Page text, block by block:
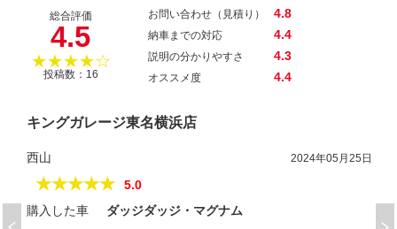
総合評価
4.5
★★★★☆
投稿数：16
お問い合わせ（見積り） 4.8
納車までの対応 4.4
説明の分かりやすさ 4.3
オススメ度 4.4
キングガレージ東名横浜店
西山 2024年05月25日
★★★★★
5.0
購入した車
ダッジダッジ・マグナム